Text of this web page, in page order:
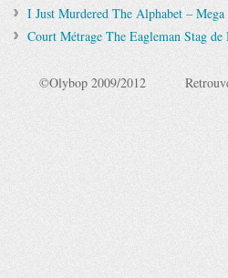
I Just Murdered The Alphabet – Mega
Court Métrage The Eagleman Stag de
©Olybop 2009/2012